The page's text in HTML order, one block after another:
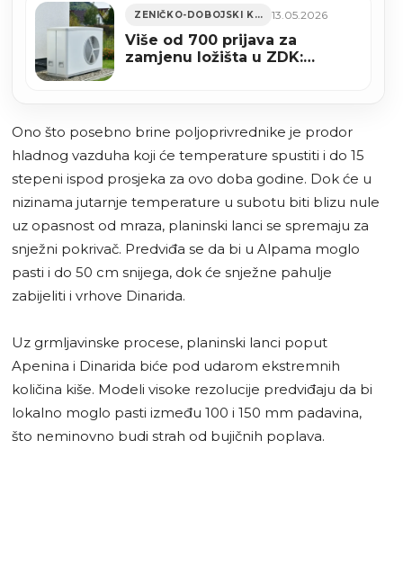
Toplanu
ZENIČKO-DOBOJSKI KANTON 13.05.2026
Više od 700 prijava za
zamjenu ložišta u ZDK:
Ono što posebno brine poljoprivrednike je prodor
hladnog vazduha koji će temperature spustiti i do 15
stepeni ispod prosjeka za ovo doba godine. Dok će u
nizinama jutarnje temperature u subotu biti blizu nule
uz opasnost od mraza, planinski lanci se spremaju za
snježni pokrivač. Predviđa se da bi u Alpama moglo
pasti i do 50 cm snijega, dok će snježne pahulje
zabijeliti i vrhove Dinarida.
Uz grmljavinske procese, planinski lanci poput
Apenina i Dinarida biće pod udarom ekstremnih
količina kiše. Modeli visoke rezolucije predviđaju da bi
lokalno moglo pasti između 100 i 150 mm padavina,
što neminovno budi strah od bujičnih poplava.